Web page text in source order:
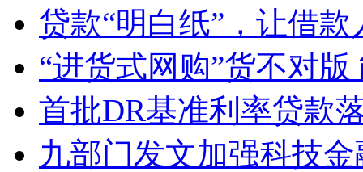
贷款“明白纸”，让借款
“进货式网购”货不对
首批DR基准利率贷款
九部门发文加强科技